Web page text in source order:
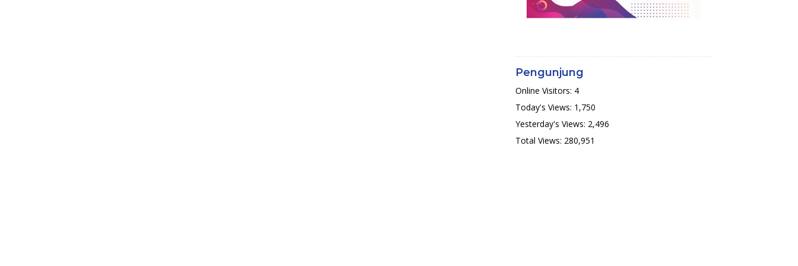
Pengunjung
Online Visitors: 4
Today's Views: 1,750
Yesterday's Views: 2,496
Total Views: 280,951